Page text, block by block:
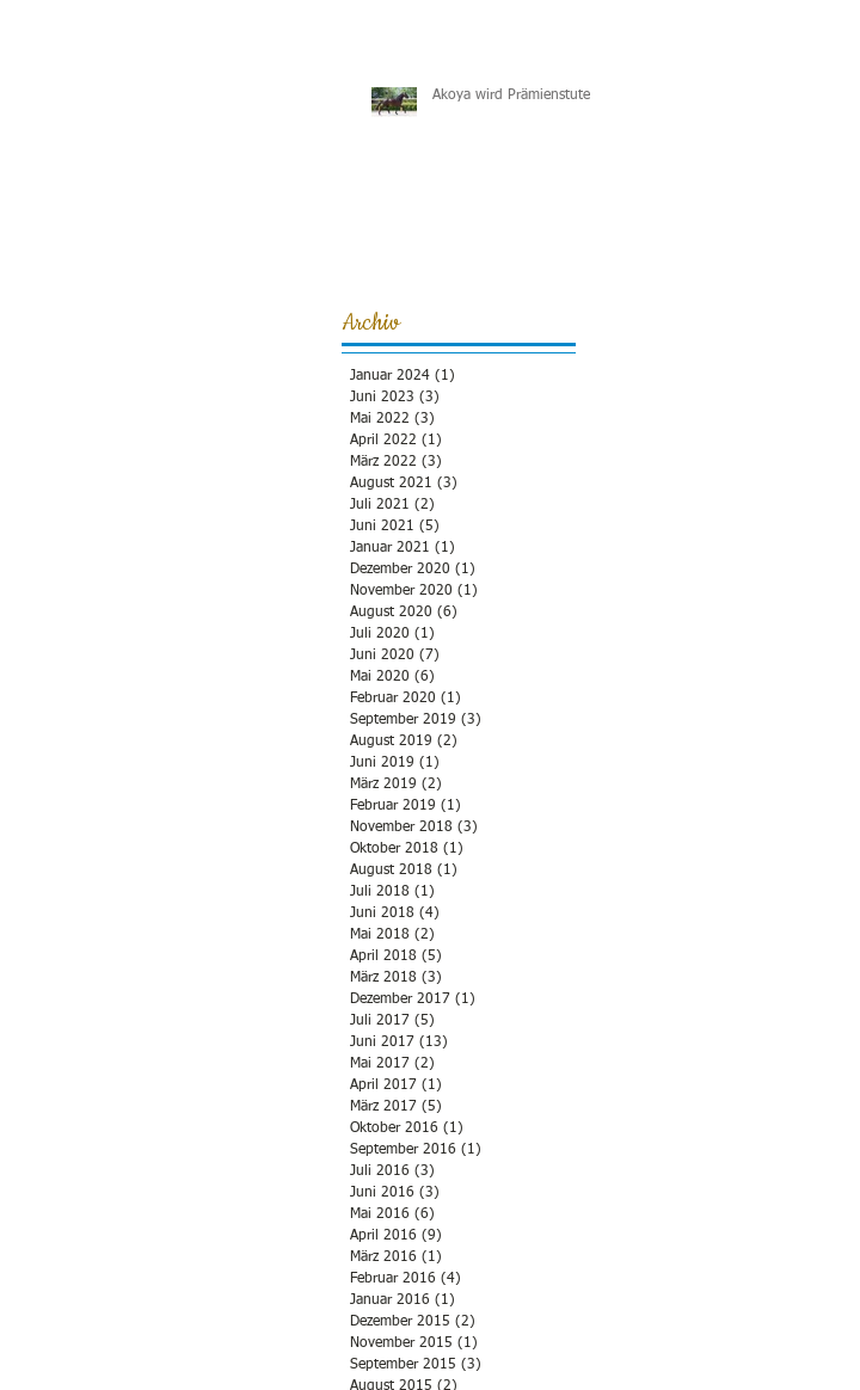
Akoya wird Prämienstute
Archiv
Januar 2024 (1)
Juni 2023 (3)
Mai 2022 (3)
April 2022 (1)
März 2022 (3)
August 2021 (3)
Juli 2021 (2)
Juni 2021 (5)
Januar 2021 (1)
Dezember 2020 (1)
November 2020 (1)
August 2020 (6)
Juli 2020 (1)
Juni 2020 (7)
Mai 2020 (6)
Februar 2020 (1)
September 2019 (3)
August 2019 (2)
Juni 2019 (1)
März 2019 (2)
Februar 2019 (1)
November 2018 (3)
Oktober 2018 (1)
August 2018 (1)
Juli 2018 (1)
Juni 2018 (4)
Mai 2018 (2)
April 2018 (5)
März 2018 (3)
Dezember 2017 (1)
Juli 2017 (5)
Juni 2017 (13)
Mai 2017 (2)
April 2017 (1)
März 2017 (5)
Oktober 2016 (1)
September 2016 (1)
Juli 2016 (3)
Juni 2016 (3)
Mai 2016 (6)
April 2016 (9)
März 2016 (1)
Februar 2016 (4)
Januar 2016 (1)
Dezember 2015 (2)
November 2015 (1)
September 2015 (3)
August 2015 (2)